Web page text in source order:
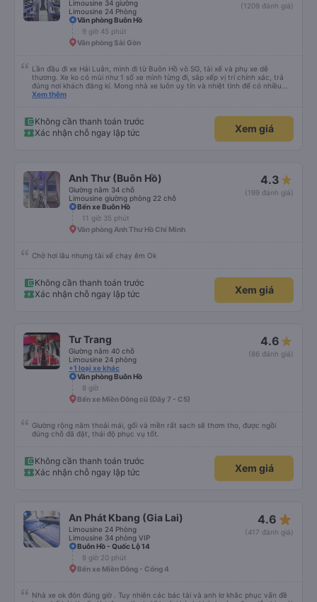
Limousine 34 giường
Limousine 24 Phòng
(1209 đánh giá)
Văn phòng Buôn Hồ
9 giờ 45 phút
Văn phòng Sài Gòn
Lần đầu đi xe Hải Luân, mình đi từ Buôn Hồ vô SG, tài xế và phụ xe dễ
thương. Xe ko có mùi như 1 số xe mình từng đi, sắp xếp vị trí chính xác, trả
đúng nơi khách đăng kí. Mong nhà xe luôn uy tín và nhiệt tình để có nhiều
khách hàng hơn nữa
Xem thêm
Không cần thanh toán trước
Xác nhận chỗ ngay lập tức
Xem giá
Anh Thư (Buôn Hồ)
Giường nằm 34 chỗ
Limousine giường phòng 22 chỗ
4.3
(199 đánh giá)
Bến xe Buôn Hồ
11 giờ 35 phút
Văn phòng Anh Thư Hồ Chí Minh
Chờ hơi lâu nhưng tài xế chạy êm Ok
Không cần thanh toán trước
Xác nhận chỗ ngay lập tức
Xem giá
Tư Trang
Giường nằm 40 chỗ
Limousine 24 phòng
+1 loại xe khác
4.6
(86 đánh giá)
Văn phòng Buôn Hồ
8 giờ
Bến xe Miền Đông cũ (Dãy 7 - C5)
Giường rộng nằm thoải mái, gối và mền rất sạch sẽ thơm tho, được ngồi
đúng chỗ đã đặt, thái độ phục vụ tốt.
Không cần thanh toán trước
Xác nhận chỗ ngay lập tức
Xem giá
An Phát Kbang (Gia Lai)
Limousine 24 Phòng
Limousine 34 phòng VIP
4.6 star_rate
(417 đánh giá)
Buôn Hồ - Quốc Lộ 14
8 giờ 20 phút
Bến xe Miền Đông - Cổng 4
Nhà xe ok đón đúng giờ . Tuy nhiên các bác tài và anh lơ khắc phục vấn đề